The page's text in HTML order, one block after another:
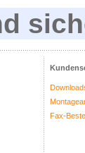
Fax-